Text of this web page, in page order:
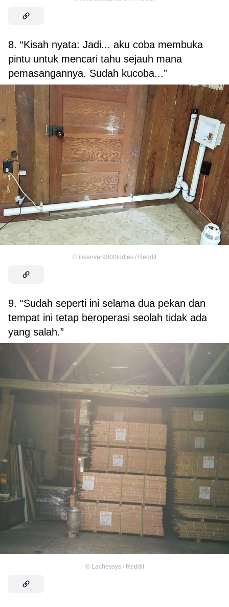
8. “Kisah nyata: Jadi... aku coba membuka
pintu untuk mencari tahu sejauh mana
pemasangannya. Sudah kucoba...”
© ilikeover9000turtles / Reddit
9. “Sudah seperti ini selama dua pekan dan
tempat ini tetap beroperasi seolah tidak ada
yang salah.”
© Lachessys / Reddit